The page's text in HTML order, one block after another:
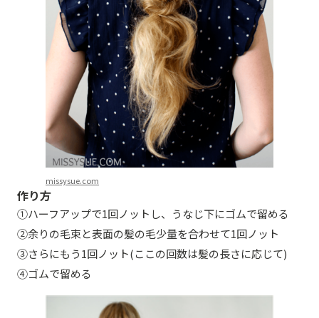
missysue.com
作り方
①ハーフアップで1回ノットし、うなじ下にゴムで留める
②余りの毛束と表面の髪の毛少量を合わせて1回ノット
③さらにもう1回ノット(ここの回数は髪の長さに応じて)
④ゴムで留める